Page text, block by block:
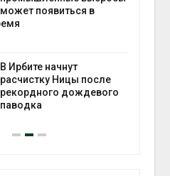
может появиться в
В Ирбите начнут
расчистку Ницы после
рекордного дождевого
паводка